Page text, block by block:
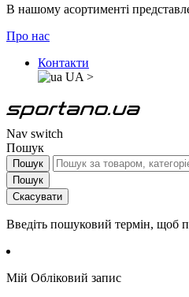
В нашому асортименті
Про нас
Контакти
UA >
Nav switch
Пошук
Пошук
Пошук
Скасувати
Введіть пошуковий термін, щоб
Мій Обліковий запис